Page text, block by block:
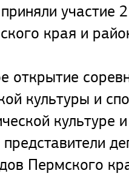
края и
открытие
культуры и
культуре
Пермского